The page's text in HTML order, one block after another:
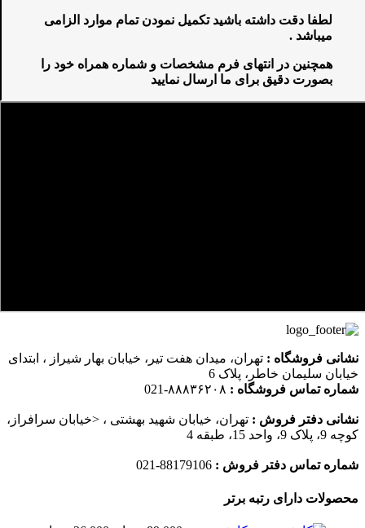
لطفا دقت داشته باشید تکمیل نمودن تمام موارد الزامی
میباشد .
همچنین در انتهای فرم مشخصات و شماره همراه خود را
بصورت دقیق برای ما ارسال نمایید
نشانی فروشگاه : تهران، میدان هفت تیر، خیابان بهار شیراز ، ابتدای
خیابان سلیمان خاطر، پلاک 6
شماره تماس فروشگاه :
نشانی دفتر فروش : تهران، خیابان شهید بهشتی ، <خیابان سرافراز،
کوچه 9، پلاک 9، واحد 15، طبقه 4
شماره تماس دفتر فروش :
محصولات دارای رتبه برتر